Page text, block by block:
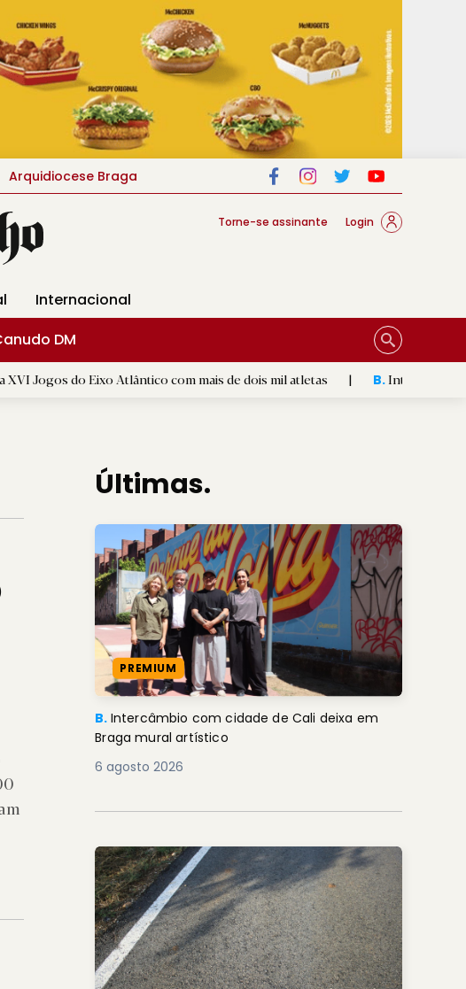
Arquidiocese Braga
Torne-se assinante Login
Internacional
DM
Atlântico com mais de dois mil atletas | B.Intercâmbio com cidade de
Últimas.
PREMIUM
B. Intercâmbio com cidade de Cali deixa em
Braga mural artístico
6 agosto 2026